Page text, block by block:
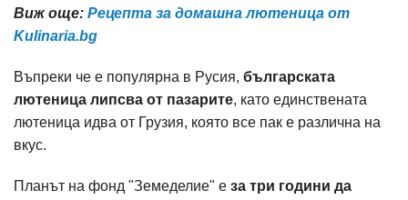
Виж още: Рецепта за домашна лютеница от
Kulinaria.bg
Въпреки че е популярна в Русия, българската
лютеница липсва от пазарите, като единствената
лютеница идва от Грузия, която все пак е различна на
вкус.
Планът на фонд "Земеделие" е за три години да